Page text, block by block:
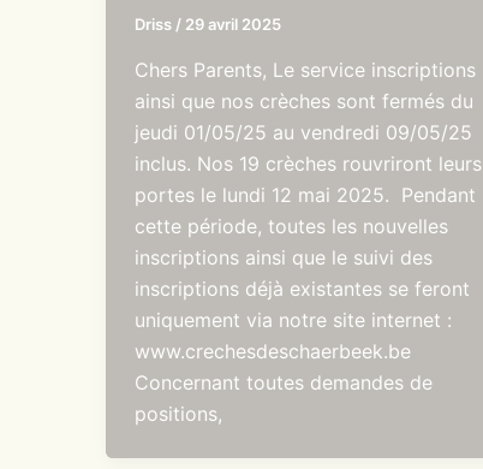
Driss / 29 avril 2025
Chers Parents, Le service inscriptions
ainsi que nos crèches sont fermés du
jeudi 01/05/25 au vendredi 09/05/25
inclus. Nos 19 crèches rouvriront leurs
portes le lundi 12 mai 2025. Pendant
cette période, toutes les nouvelles
inscriptions ainsi que le suivi des
inscriptions déjà existantes se feront
uniquement via notre site internet :
www.crechesdeschaerbeek.be
Concernant toutes demandes de
positions,